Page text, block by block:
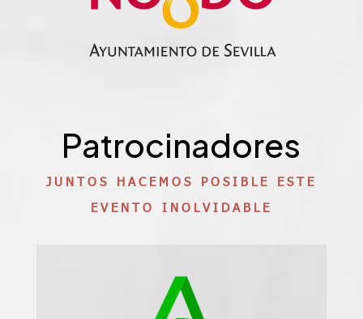
Patrocinadores
JUNTOS HACEMOS POSIBLE ESTE
EVENTO INOLVIDABLE